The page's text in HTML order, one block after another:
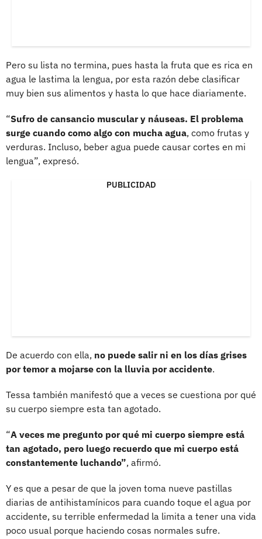
Pero su lista no termina, pues hasta la fruta que es rica en
agua le lastima la lengua, por esta razón debe clasificar
muy bien sus alimentos y hasta lo que hace diariamente.
“Sufro de cansancio muscular y náuseas. El problema
surge cuando como algo con mucha agua, como frutas y
verduras. Incluso, beber agua puede causar cortes en mi
lengua”, expresó.
PUBLICIDAD
De acuerdo con ella, no puede salir ni en los días grises
por temor a mojarse con la lluvia por accidente.
Tessa también manifestó que a veces se cuestiona por qué
su cuerpo siempre esta tan agotado.
“A veces me pregunto por qué mi cuerpo siempre está
tan agotado, pero luego recuerdo que mi cuerpo está
constantemente luchando”, afirmó.
Y es que a pesar de que la joven toma nueve pastillas
diarias de antihistamínicos para cuando toque el agua por
accidente, su terrible enfermedad la limita a tener una vida
poco usual porque haciendo cosas normales sufre.